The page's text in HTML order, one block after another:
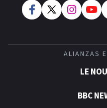
ALIANZAS
LE
BBC